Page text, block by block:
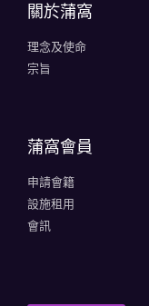
關於蒲窩​
理念及使命
宗旨
蒲窩會員
申請會籍
設施租用
會訊